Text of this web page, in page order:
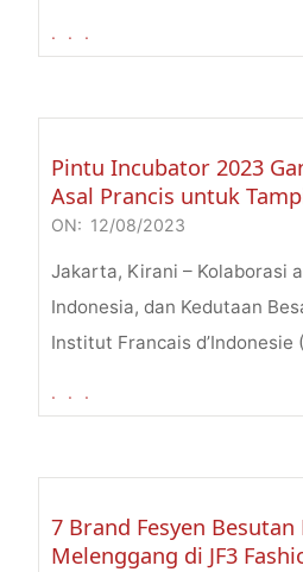
. . .
Pintu Incubator 2023
Asal Prancis untuk
2023-
08-
12
ON: 12/08/2023
Jakarta, Kirani – Kolaborasi
Indonesia, dan Kedutaan
Institut Francais d’Indonesie
. . .
7 Brand Fesyen
Melenggang di JF3